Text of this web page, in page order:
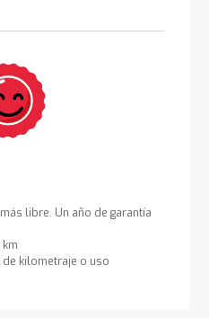
libre. Un año de garantía
kilometraje o uso